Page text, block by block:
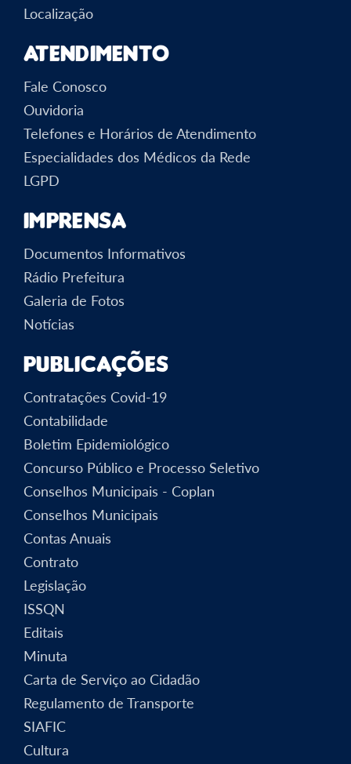
Localização
Atendimento
Fale Conosco
Ouvidoria
Telefones e Horários de Atendimento
Especialidades dos Médicos da Rede
LGPD
Imprensa
Documentos Informativos
Rádio Prefeitura
Galeria de Fotos
Notícias
Publicações
Contratações Covid-19
Contabilidade
Boletim Epidemiológico
Concurso Público e Processo Seletivo
Conselhos Municipais - Coplan
Conselhos Municipais
Contas Anuais
Contrato
Legislação
ISSQN
Editais
Minuta
Carta de Serviço ao Cidadão
Regulamento de Transporte
SIAFIC
Cultura